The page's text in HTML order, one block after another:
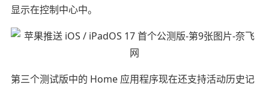
显示在控制中心中。
第三个测试版中的 Home 应用程序现在还支持活动历史记